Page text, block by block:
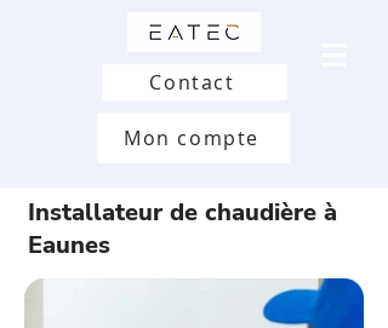
Contact
Mon compte
Installateur de chaudière à
Eaunes